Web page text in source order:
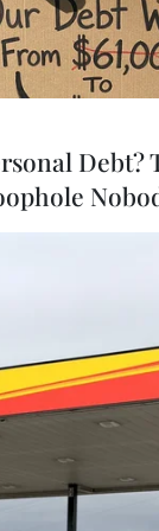
trên hành trình
(Ảnh minh họa:
triển du
cuối tuần
điểm rằng
Debt?